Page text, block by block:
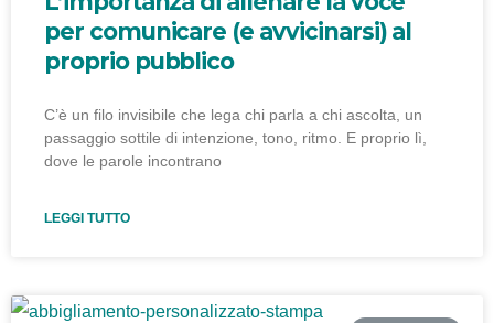
per comunicare (e avvicinarsi) al
proprio pubblico
C’è un filo invisibile che lega chi parla a chi ascolta, un
passaggio sottile di intenzione, tono, ritmo. E proprio lì,
dove le parole incontrano
LEGGI TUTTO